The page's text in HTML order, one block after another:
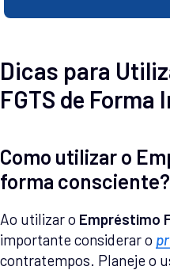
Dicas para
FGTS de Forma
Como utilizar o
forma consciente?
Ao utilizar o Empréstimo
importante considerar o
contratempos. Planeje o